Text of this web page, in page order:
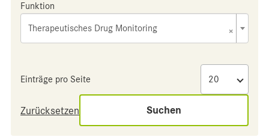
Funktion
×
Therapeutisches Drug Monitoring
Einträge pro Seite
Zurücksetzen Suchen